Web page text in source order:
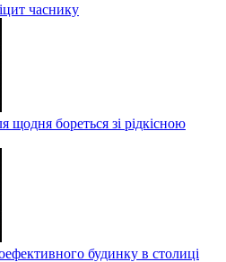
часнику
щодня бореться зі рідкісною
будинку в столиці